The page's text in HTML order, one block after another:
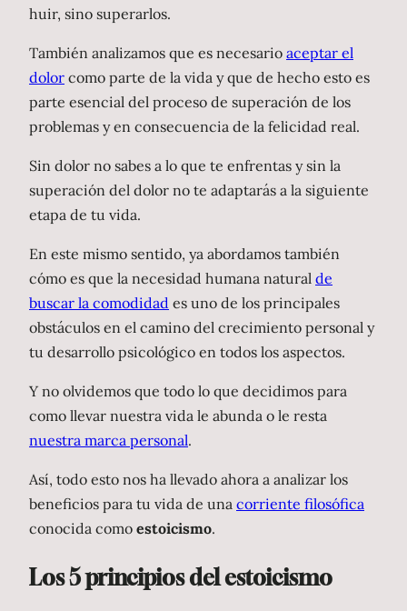
huir, sino superarlos.
También analizamos que es necesario aceptar el
dolor como parte de la vida y que de hecho esto es
parte esencial del proceso de superación de los
problemas y en consecuencia de la felicidad real.
Sin dolor no sabes a lo que te enfrentas y sin la
superación del dolor no te adaptarás a la siguiente
etapa de tu vida.
En este mismo sentido, ya abordamos también
cómo es que la necesidad humana natural de
buscar la comodidad es uno de los principales
obstáculos en el camino del crecimiento personal y
tu desarrollo psicológico en todos los aspectos.
Y no olvidemos que todo lo que decidimos para
como llevar nuestra vida le abunda o le resta
nuestra marca personal.
Así, todo esto nos ha llevado ahora a analizar los
beneficios para tu vida de una corriente filosófica
conocida como estoicismo.
Los 5 principios del estoicismo